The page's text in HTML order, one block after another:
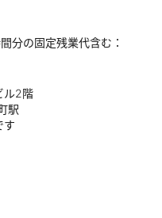
分の固定残業代含む：
ル2階
駅
す